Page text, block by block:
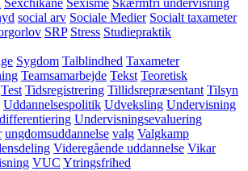
Sexchikane Sexisme Skærmfri undervisning
social arv Sociale Medier Socialt taxameter
SRP Stress Studiepraktik
Sygdom Talblindhed Taxameter
Teamsamarbejde Tekst Teoretisk
Test Tidsregistrering Tillidsrepræsentant Tilsyn
Uddannelsespolitik Udveksling Undervisning
Undervisningsevaluering
ungdomsuddannelse valg Valgkamp
Videregående uddannelse Vikar
VUC Ytringsfrihed